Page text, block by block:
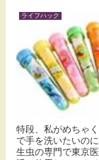
ライフハック
特段、私がめちゃ
で手を洗いたいの
生虫の専門で東京